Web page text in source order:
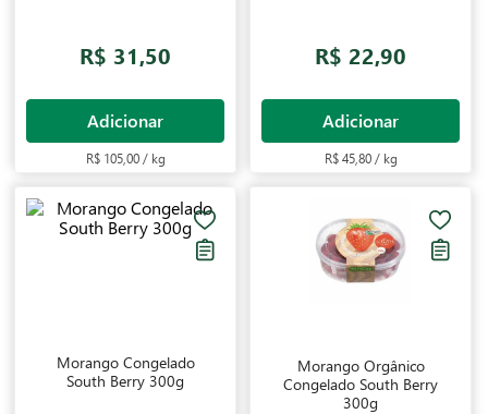
R$ 31,50
Adicionar
R$ 105,00 / kg
R$ 22,90
Adicionar
R$ 45,80 / kg
Morango Congelado
South Berry 300g
Morango Orgânico
Congelado South Berry
300g